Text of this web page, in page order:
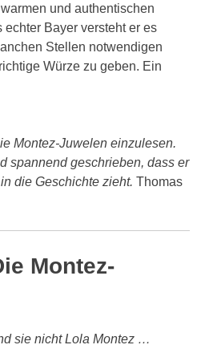
und authentischen
echter Bayer versteht er es
Stellen notwendigen
Würze zu geben. Ein
Montez-Juwelen einzulesen.
spannend geschrieben, dass er
die Geschichte zieht.Thomas
Montez-
sie nicht Lola Montez …